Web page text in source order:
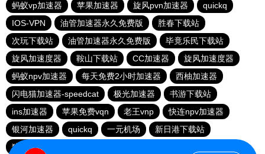
蚂蚁vp加速器
苹果加速器 旋风pvn加速器
quickq
IOS-VPN
油管加速器永久免费版
胜春下载站
次玩下载站
油管加速器永久免费版
毕竟乐民下载站
旋风加速度器
鞍山下载站 CC加速器
旋风加速度器
蚂蚁npv加速器
每天免费2小时加速器
西柚加速器
闪电猫加速器-speedcat
极光加速器
书游下载站
ins加速器
苹果免费vqn 老王vnp
快连npv加速器
银河加速器
quickq 一元机场
新日港下载站
猎豹加速器